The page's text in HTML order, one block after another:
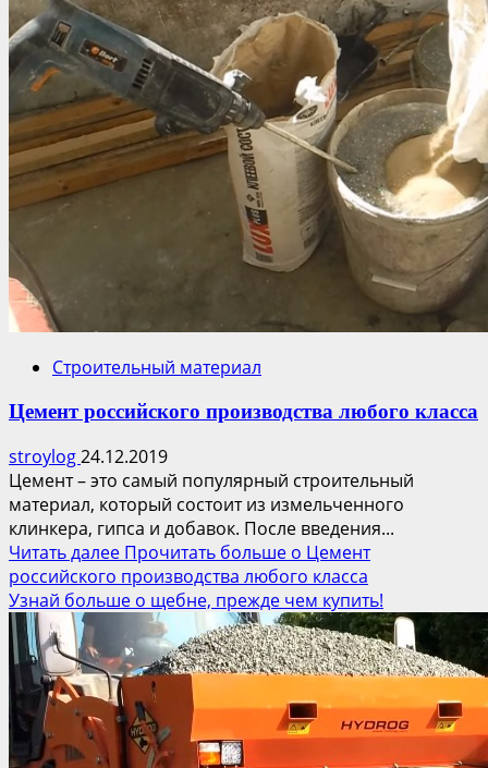
Строительный материал
Цемент российского производства любого класса
stroylog24.12.2019
Цемент – это самый популярный строительный
материал, который состоит из измельченного
клинкера, гипса и добавок. После введения...
Читать далее Прочитать больше о Цемент
российского производства любого класса
Узнай больше о щебне, прежде чем купить!